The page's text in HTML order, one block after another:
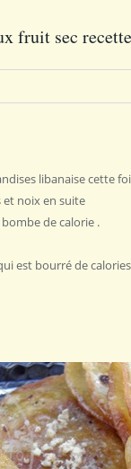
fruit sec
libanaise cette
noix en suite
de calorie .
est bourré de calories